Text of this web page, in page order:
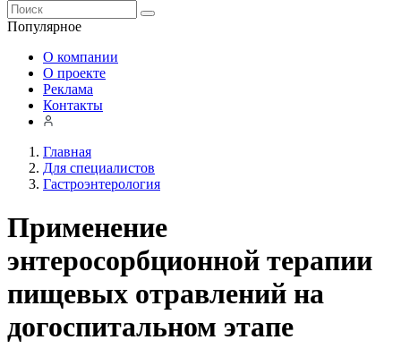
Популярное
О компании
О проекте
Реклама
Контакты
Главная
Для специалистов
Гастроэнтерология
Применение
энтеросорбционной терапии
пищевых отравлений на
догоспитальном этапе